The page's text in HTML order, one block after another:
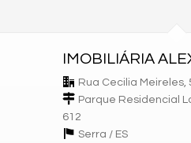
IMOBILIÁRIA
Rua Cecilia Meireles,
Parque Residencial
612
Serra / ES